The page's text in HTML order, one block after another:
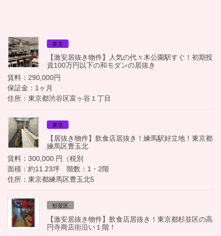
東京
【激安居抜き物件】人気の代々木公園駅すぐ！初期投
資100万円以下の和モダンの居抜き
賃料：290,000円
保証金：1ヶ月
住所：東京都渋谷区富ヶ谷１丁目
東京
【居抜き物件】飲食店居抜き！練馬駅好立地！東京都
練馬区豊玉北
賃料：300,000 円（税別
面積：約11.23坪 階数：1・2階
住所：東京都練馬区豊玉北5
杉並区
【激安居抜き物件】飲食店居抜き！東京都杉並区の高
円寺商店街沿い１階！